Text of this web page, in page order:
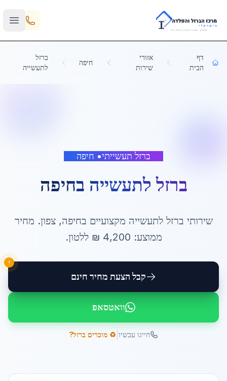
Skip to main content
דף
הבית
אזורי
שירות
חיפה
ברזל
לתעשייה
ברזל תעשייתי• חיפה
ברזל לתעשייה בחיפה
שירותי ברזל לתעשייה מקצועיים בחיפה,צפון. מחיר
ממוצע: 4,200 ₪ ללטון.
קבל הצעת מחיר חינם
!
וואטסאפ
חייגו עכשיו ♻️ מוכרים ברזל?